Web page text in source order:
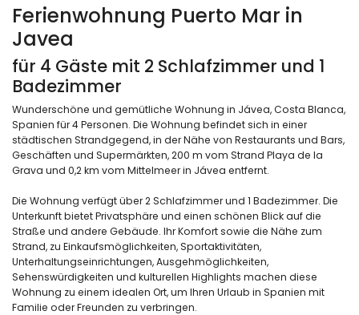
Ferienwohnung Puerto Mar in
Javea
für 4 Gäste mit 2 Schlafzimmer und 1
Badezimmer
Wunderschöne und gemütliche Wohnung in Jávea, Costa Blanca,
Spanien für 4 Personen. Die Wohnung befindet sich in einer
städtischen Strandgegend, in der Nähe von Restaurants und Bars,
Geschäften und Supermärkten, 200 m vom Strand Playa de la
Grava und 0,2 km vom Mittelmeer in Jávea entfernt.
Die Wohnung verfügt über 2 Schlafzimmer und 1 Badezimmer. Die
Unterkunft bietet Privatsphäre und einen schönen Blick auf die
Straße und andere Gebäude. Ihr Komfort sowie die Nähe zum
Strand, zu Einkaufsmöglichkeiten, Sportaktivitäten,
Unterhaltungseinrichtungen, Ausgehmöglichkeiten,
Sehenswürdigkeiten und kulturellen Highlights machen diese
Wohnung zu einem idealen Ort, um Ihren Urlaub in Spanien mit
Familie oder Freunden zu verbringen.